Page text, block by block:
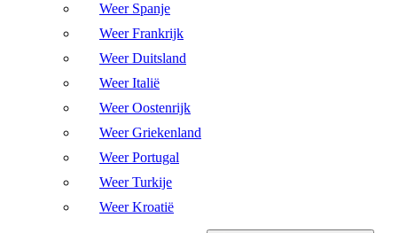
Weer Spanje
Weer Frankrijk
Weer Duitsland
Weer Italië
Weer Oostenrijk
Weer Griekenland
Weer Portugal
Weer Turkije
Weer Kroatië